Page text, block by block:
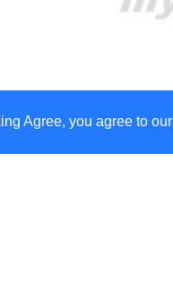
Agree, you agree to our